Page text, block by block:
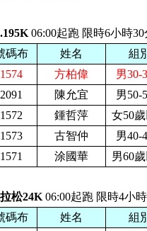
06:00起跑 限時6小時
碼布 姓名
組
1574 方柏偉
男30-
2091 陳允宜
男50-
1572 鍾哲萍
女50
1573 古智仲
男40-
1571 涂國華 男60
松24K 06:00起跑 限時4小時
碼布 姓名
組